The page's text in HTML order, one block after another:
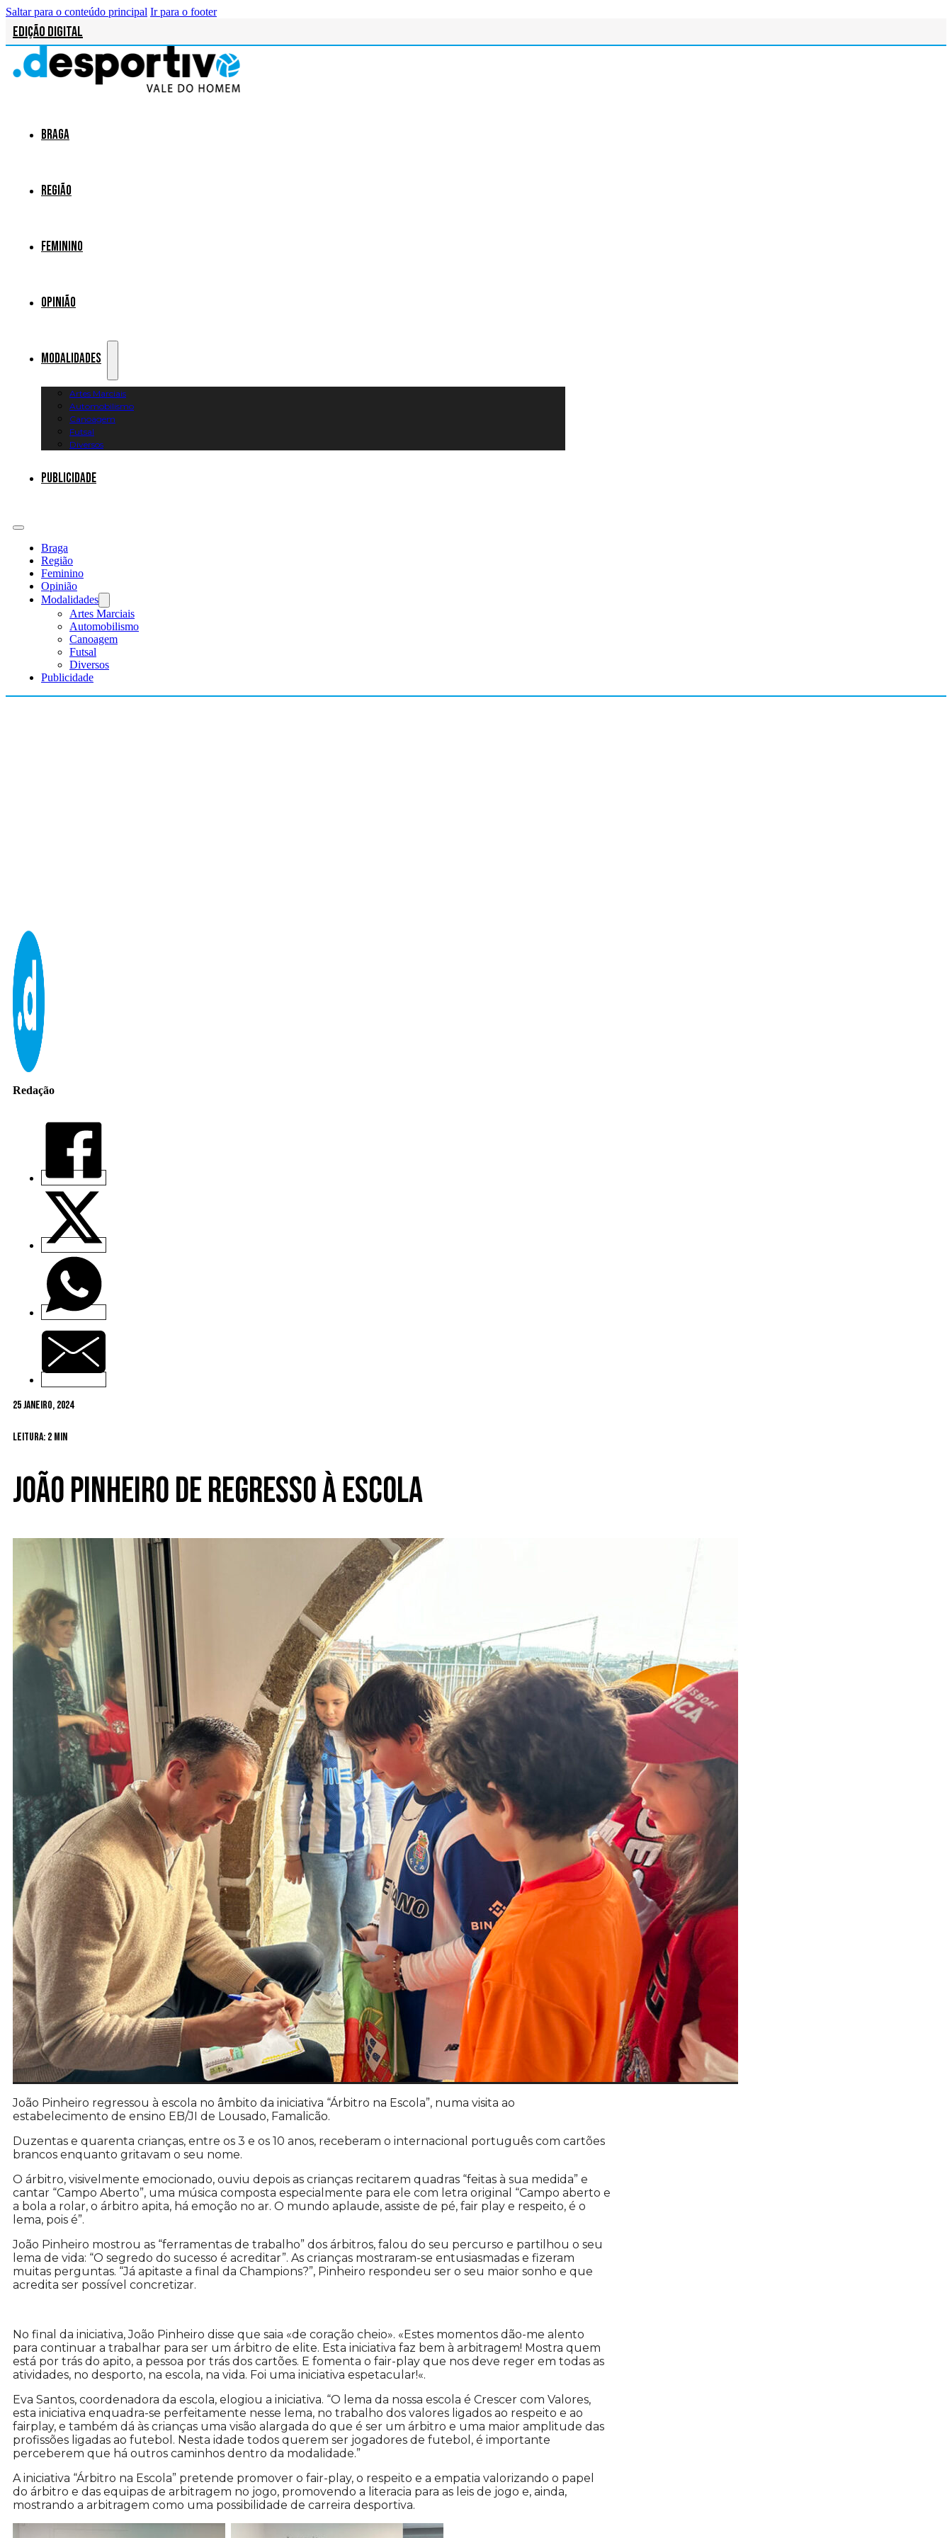
Saltar para o conteúdo principal Ir para o footer
Edição Digital
Braga
Região
Feminino
Opinião
Modalidades
Artes Marciais
Automobilismo
Canoagem
Futsal
Diversos
Publicidade
Braga
Região
Feminino
Opinião
Modalidades
Artes Marciais
Automobilismo
Canoagem
Futsal
Diversos
Publicidade
Redação
25 Janeiro, 2024
Leitura: 2 min
João Pinheiro de regresso à escola
João Pinheiro regressou à escola no âmbito da iniciativa “Árbitro na Escola”, numa visita ao
estabelecimento de ensino EB/JI de Lousado, Famalicão.
Duzentas e quarenta crianças, entre os 3 e os 10 anos, receberam o internacional português com cartões
brancos enquanto gritavam o seu nome.
O árbitro, visivelmente emocionado, ouviu depois as crianças recitarem quadras “feitas à sua medida” e
cantar “Campo Aberto”, uma música composta especialmente para ele com letra original “Campo aberto e
a bola a rolar, o árbitro apita, há emoção no ar. O mundo aplaude, assiste de pé, fair play e respeito, é o
lema, pois é”.
João Pinheiro mostrou as “ferramentas de trabalho” dos árbitros, falou do seu percurso e partilhou o seu
lema de vida: “O segredo do sucesso é acreditar”. As crianças mostraram-se entusiasmadas e fizeram
muitas perguntas. “Já apitaste a final da Champions?”, Pinheiro respondeu ser o seu maior sonho e que
acredita ser possível concretizar.
No final da iniciativa, João Pinheiro disse que saia «de coração cheio». «Estes momentos dão-me alento
para continuar a trabalhar para ser um árbitro de elite. Esta iniciativa faz bem à arbitragem! Mostra quem
está por trás do apito, a pessoa por trás dos cartões. E fomenta o fair-play que nos deve reger em todas as
atividades, no desporto, na escola, na vida. Foi uma iniciativa espetacular!«.
Eva Santos, coordenadora da escola, elogiou a iniciativa. “O lema da nossa escola é Crescer com Valores,
esta iniciativa enquadra-se perfeitamente nesse lema, no trabalho dos valores ligados ao respeito e ao
fairplay, e também dá às crianças uma visão alargada do que é ser um árbitro e uma maior amplitude das
profissões ligadas ao futebol. Nesta idade todos querem ser jogadores de futebol, é importante
perceberem que há outros caminhos dentro da modalidade.”
A iniciativa “Árbitro na Escola” pretende promover o fair-play, o respeito e a empatia valorizando o papel
do árbitro e das equipas de arbitragem no jogo, promovendo a literacia para as leis de jogo e, ainda,
mostrando a arbitragem como uma possibilidade de carreira desportiva.